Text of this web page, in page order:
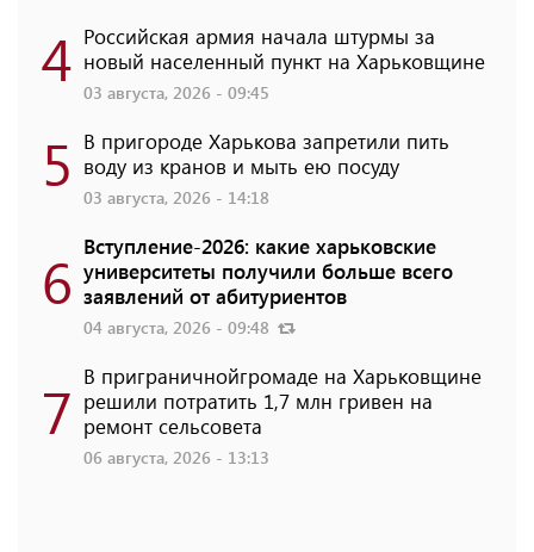
4 Российская армия начала штурмы за
новый населенный пункт на Харьковщине
03 августа, 2026 - 09:45
5 В пригороде Харькова запретили пить
воду из кранов и мыть ею посуду
03 августа, 2026 - 14:18
6 Вступление-2026: какие харьковские
университеты получили больше всего
заявлений от абитуриентов
04 августа, 2026 - 09:48
7 В приграничнойгромаде на Харьковщине
решили потратить 1,7 млн ​​гривен на
ремонт сельсовета
06 августа, 2026 - 13:13